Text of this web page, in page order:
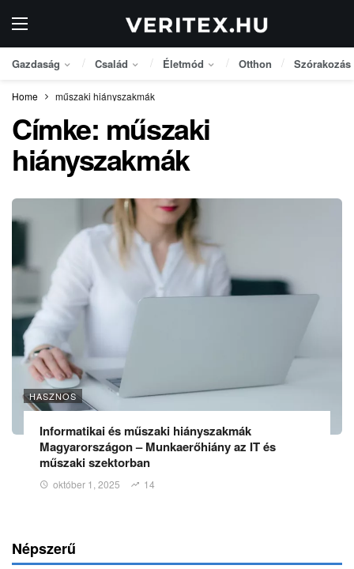
Gazdaság Család Életmód Otthon Szórakozás
Home műszaki hiányszakmák
Címke: műszaki
hiányszakmák
HASZNOS
Informatikai és műszaki hiányszakmák
Magyarországon – Munkaerőhiány az IT és
műszaki szektorban
október 1, 2025 14
Népszerű